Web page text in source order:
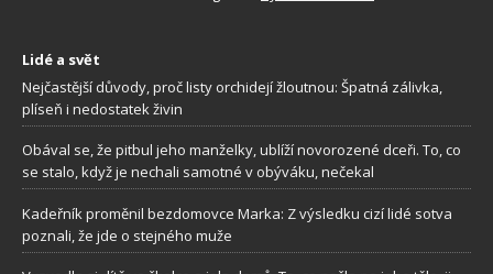
Lidé a svět
Nejčastější důvody, proč listy orchidejí žloutnou: Špatná zálivka,
plíseň i nedostatek živin
Obával se, že pitbul jeho manželky, ublíží novorozené dceři. To, co
se stalo, když je nechali samotné v obýváku, nečekal
Kadeřník proměnil bezdomovce Marka: Z výsledku cizí lidé sotva
poznali, že jde o stejného muže